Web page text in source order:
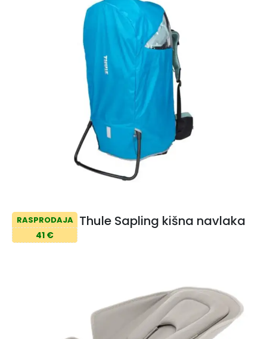
RASPRODAJA
41 €
Thule Sapling kišna navlaka